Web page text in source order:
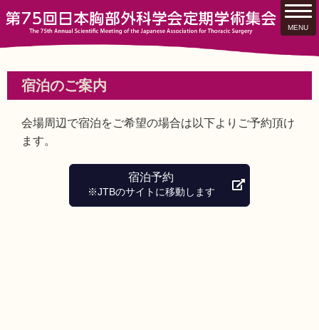
宿泊のご案内
会場周辺で宿泊をご希望の場合は以下よりご予約頂け
ます。
宿泊予約
※JTBのサイトに移動します